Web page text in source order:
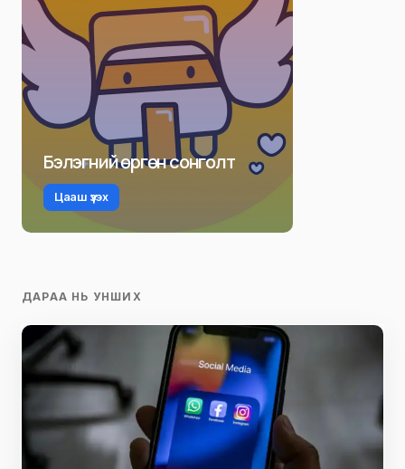
Бэлэгний өргөн сонголт
Цааш үзэх
ДАРАА НЬ УНШИХ